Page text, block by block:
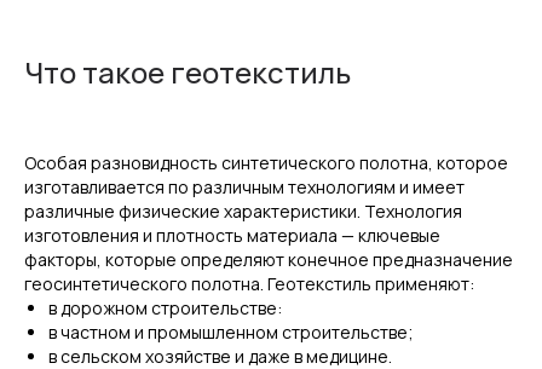
Что такое геотекстиль
Особая разновидность синтетического полотна, которое
изготавливается по различным технологиям и имеет
различные физические характеристики. Технология
изготовления и плотность материала — ключевые
факторы, которые определяют конечное предназначение
геосинтетического полотна. Геотекстиль применяют:
в дорожном строительстве:
в частном и промышленном строительстве;
в сельском хозяйстве и даже в медицине.